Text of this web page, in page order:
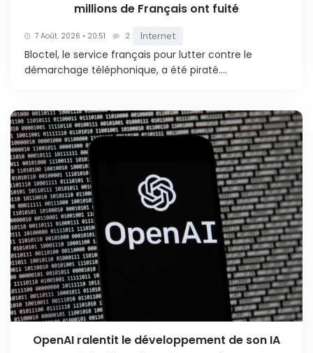
millions de Français ont fuité
7 Août. 2026 • 20:51 2 Internet
Bloctel, le service français pour lutter contre le
démarchage téléphonique, a été piraté....
OpenAI ralentit le développement de son IA